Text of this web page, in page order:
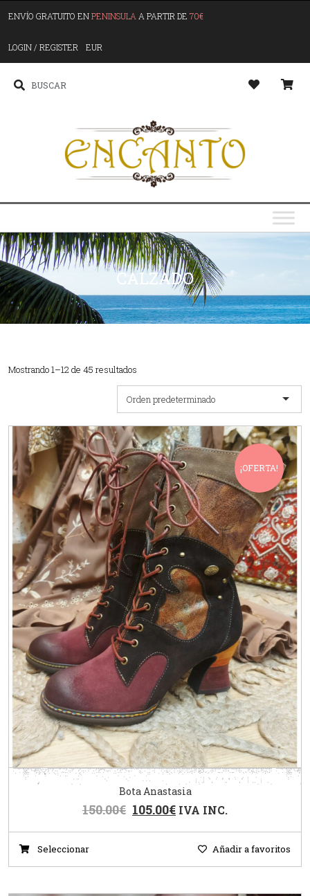
ENVÍO GRATUITO ENPENINSULA A PARTIR DE 70€
LOGIN / REGISTER EUR
CALZADO
Mostrando 1–12 de 45 resultados
Orden predeterminado
¡OFERTA!
Bota Anastasia
150.00€ 105.00€ IVA INC.
Seleccionar Añadir a favoritos